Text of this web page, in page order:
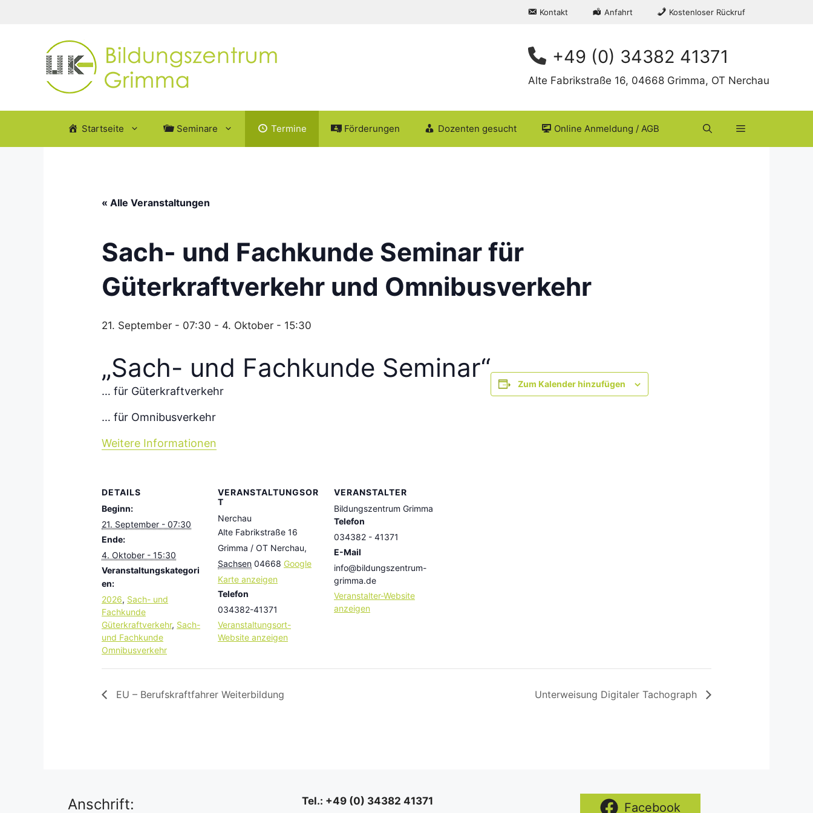
Kontakt Anfahrt Kostenloser Rückruf
+49 (0) 34382 41371
Alte Fabrikstraße 16, 04668 Grimma, OT Nerchau
Startseite Seminare Termine Förderungen Dozenten gesucht Online Anmeldung / AGB
« Alle Veranstaltungen
Sach- und Fachkunde Seminar für
Güterkraftverkehr und Omnibusverkehr
21. September - 07:30 - 4. Oktober - 15:30
„Sach- und Fachkunde Seminar“
… für Güterkraftverkehr
… für Omnibusverkehr
Weitere Informationen
Zum Kalender hinzufügen
DETAILS
Beginn:
21. September - 07:30
Ende:
4. Oktober - 15:30
Veranstaltungskategori
en:
2026, Sach- und
Fachkunde
Güterkraftverkehr, Sach-
und Fachkunde
Omnibusverkehr
VERANSTALTUNGSOR
T
Nerchau
Alte Fabrikstraße 16
Grimma / OT Nerchau,
Sachsen 04668 Google
Karte anzeigen
Telefon
034382-41371
Veranstaltungsort-
Website anzeigen
VERANSTALTER
Bildungszentrum Grimma
Telefon
034382 - 41371
E-Mail
info@bildungszentrum-
grimma.de
Veranstalter-Website
anzeigen
EU – Berufskraftfahrer Weiterbildung Unterweisung Digitaler Tachograph
Anschrift: Tel.: +49 (0) 34382 41371 Facebook